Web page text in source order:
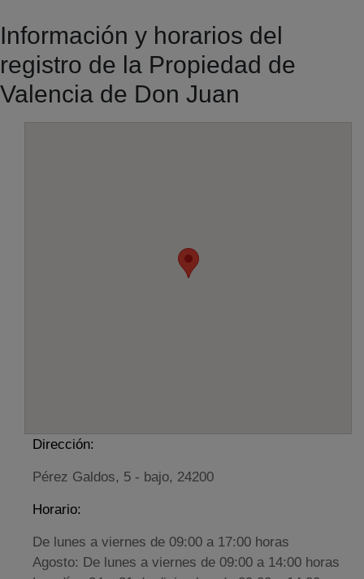
Información y horarios del
registro de la Propiedad de
Valencia de Don Juan
Dirección:
Pérez Galdos, 5 - bajo, 24200
Horario:
De lunes a viernes de 09:00 a 17:00 horas
Agosto: De lunes a viernes de 09:00 a 14:00 horas